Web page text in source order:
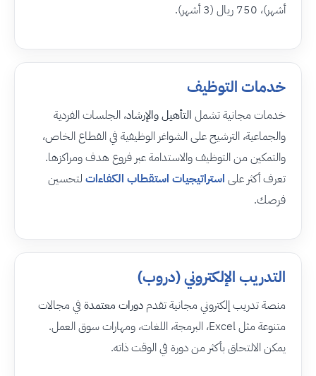
أشهر)، 750 ريال (3 أشهر).
خدمات التوظيف
خدمات مجانية تشمل التأهيل والإرشاد، الجلسات الفردية
والجماعية، الترشيح على الشواغر الوظيفية في القطاع الخاص،
والتمكين من التوظيف والاستدامة عبر فروع هدف ومراكزها.
تعرف أكثر على استراتيجيات استقطاب الكفاءات لتحسين
فرصك.
التدريب الإلكتروني (دروب)
منصة تدريب إلكتروني مجانية تقدم دورات معتمدة في مجالات
متنوعة مثل Excel، البرمجة، اللغات، ومهارات سوق العمل.
يمكن الالتحاق بأكثر من دورة في الوقت ذاته.